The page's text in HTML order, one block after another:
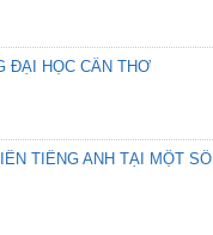
ĐẠI HỌC CẦN THƠ
TIẾNG ANH TẠI MỘT SỐ